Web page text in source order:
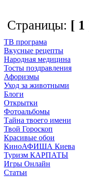
Страницы: [ 1
ТВ програма
Вкусные рецепты
Народная медицина
Тосты поздравления
Афоризмы
Уход за животными
Блоги
Открытки
Фотоальбомы
Тайна твоего имени
Твой Гороскоп
Красивые обои
КиноАФИША Киева
Туризм КАРПАТЫ
Игры Онлайн
Статьи